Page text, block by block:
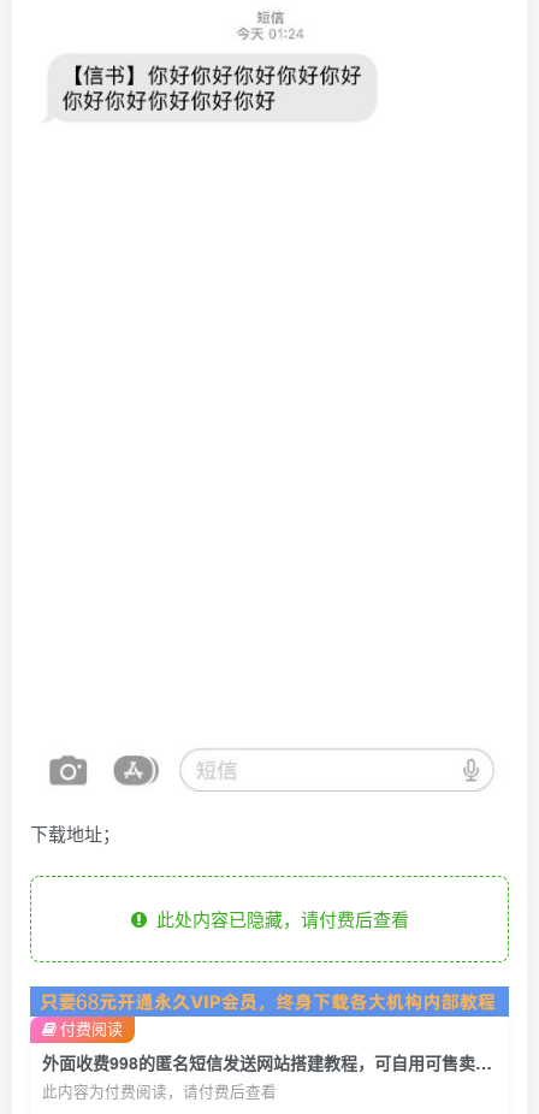
下载地址；
此处内容已隐藏，请付费后查看
外面收费998的匿名短信发送网站搭建教程，可自用可售卖【网站源码+详细教程】
此内容为付费阅读，请付费后查看
付费阅读